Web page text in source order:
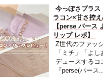
今っぽさプラス
ラコン×甘さ控
【perse パース
リップ レポ】
Z世代のファッ
「ミチ」「よ
デュースするコ
『perse(パース